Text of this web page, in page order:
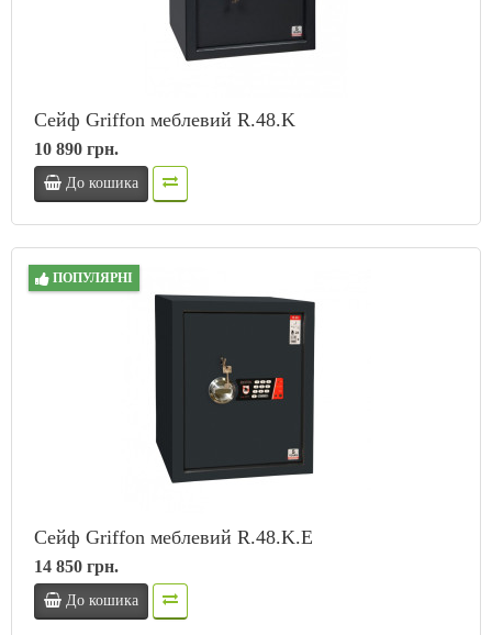
Сейф Griffon меблевий R.48.K
10 890 грн.
До кошика
ПОПУЛЯРНІ
Сейф Griffon меблевий R.48.K.E
14 850 грн.
До кошика